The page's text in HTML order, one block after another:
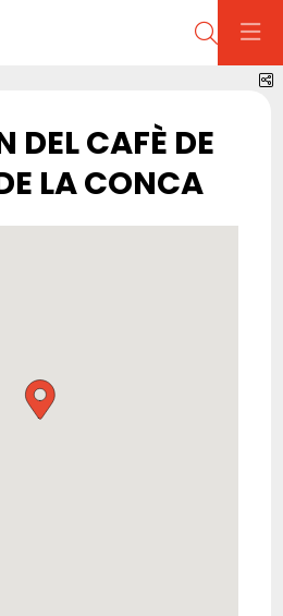
Cerca
DEL CAFÈ DE
LA CONCA